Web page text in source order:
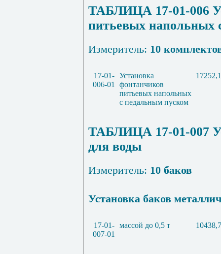
ТАБЛИЦА 17-01-006
питьевых напольных
Измеритель: 10
17-01-
006-01
Установка
фонтанчиков
питьевых напольных
с педальным пуском
ТАБЛИЦА 17-01-007
для воды
Измеритель: 10 баков
Установка баков
17-01-
007-01
массой до 0,5 т